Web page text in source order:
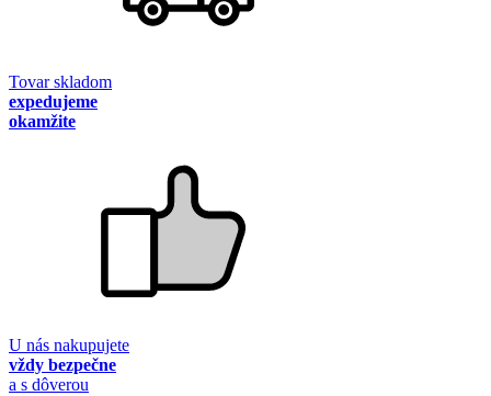
Tovar skladom
expedujeme
okamžite
U nás nakupujete
vždy bezpečne
a s dôverou